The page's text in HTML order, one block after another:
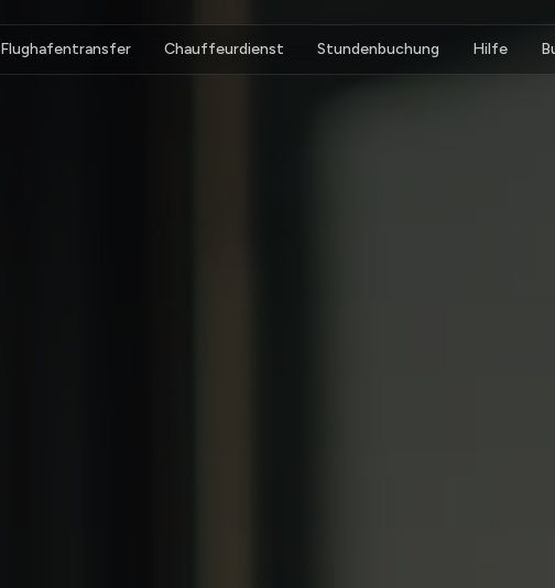
Flughafentransfer Chauffeurdienst Stundenbuchung Hilfe